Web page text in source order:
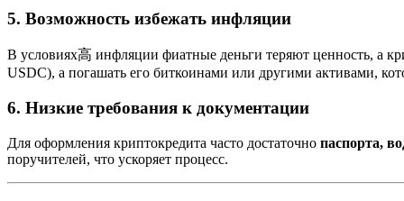
5. Возможность избежать инфляции
В условиях高 инфляции фиатные деньги теряют ценность, а
USDC), а погашать его биткоинами или другими активами,
6. Низкие требования к документации
Для оформления криптокредита часто достаточно паспорта,
поручителей, что ускоряет процесс.